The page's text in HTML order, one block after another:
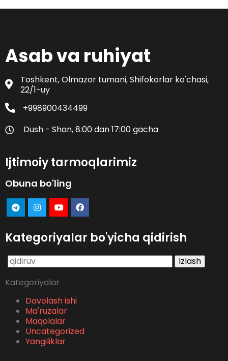
Asab va ruhiyat
Toshkent, Olmazor tumani, Shifokorlar ko'chasi,
22/1-uy
+998900434499
Dush - Shan, 8:00 dan 17:00 gacha
Ijtimoiy tarmoqlarimiz
Obuna bo'ling
Kategoriyalar bo'yicha qidirish
Qidirshish:
Kategoriyalar
Davolash ishi
Ma'ruzalar
Maqolalar
Uncategorized
Yangiliklar